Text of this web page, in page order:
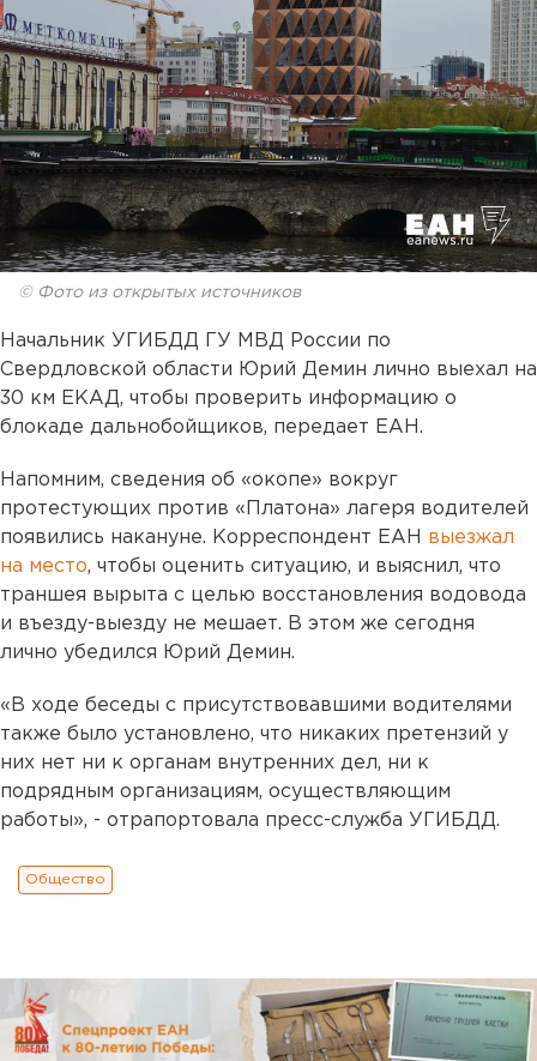
© Фото из открытых источников
Начальник УГИБДД ГУ МВД России по
Свердловской области Юрий Демин лично выехал на
30 км ЕКАД, чтобы проверить информацию о
блокаде дальнобойщиков, передает ЕАН.
Напомним, сведения об «окопе» вокруг
протестующих против «Платона» лагеря водителей
появились накануне. Корреспондент ЕАН выезжал
на место, чтобы оценить ситуацию, и выяснил, что
траншея вырыта с целью восстановления водовода
и въезду-выезду не мешает. В этом же сегодня
лично убедился Юрий Демин.
«В ходе беседы с присутствовавшими водителями
также было установлено, что никаких претензий у
них нет ни к органам внутренних дел, ни к
подрядным организациям, осуществляющим
работы», - отрапортовала пресс-служба УГИБДД.
Общество